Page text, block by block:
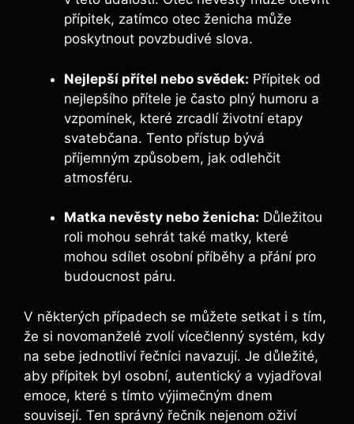
přípitek, zatímco otec ženicha může
poskytnout povzbudivé slova.
Nejlepší přítel nebo svědek: Přípitek od
nejlepšího ‍přítele je často plný humoru a
vzpomínek, které zrcadlí životní etapy
svatebčana. Tento ⁣přístup bývá
příjemným⁤ způsobem, jak odlehčit
atmosféru.
Matka nevěsty⁢ nebo ženicha: Důležitou
roli mohou sehrát také matky, které
mohou sdílet osobní příběhy a přání pro
⁣budoucnost páru.
V některých případech se můžete setkat i s⁤ tím,
že si novomanželé zvolí vícečlenný systém, kdy
na sebe jednotliví řečníci navazují. Je důležité,
aby přípitek byl osobní, autentický a vyjadřoval
emoce, které s tímto výjimečným‌ dnem
souvisejí. Ten správný řečník nejenom oživí